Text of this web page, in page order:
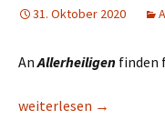
31. Oktober 2020
AnAllerheiligen finden
Allerheiligen 2020
weiterlesen →